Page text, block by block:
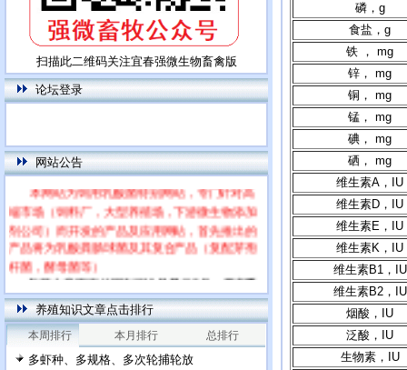
扫描此二维码关注宜春强微生物畜禽版
论坛登录
网站公告
端市场（饲料厂，大型养殖场，下游微生物添加
剂公司）而开发的产品及应用网站，首先推出的
产品将为乳酸粪肠球菌及其复合产品（复配芽孢
杆菌，酵母菌等）
每篇文章下面的网友评论只显示5条，要想看
全部评论，请点击网友评论框右上角的“更多”
养殖知识文章点击排行
本周排行 本月排行 总排行
多虾种、多规格、多次轮捕轮放
磷，g
食盐，g
铁 ， mg
锌， mg
铜， mg
锰， mg
碘， mg
硒， mg
维生素A，IU
维生素D，IU
维生素E，IU
维生素K，IU
维生素B1，IU
维生素B2，IU
烟酸，IU
泛酸，IU
生物素，IU